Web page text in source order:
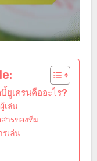
ยูเครนคืออะไร?
เล่น
ารของทีม
เล่น